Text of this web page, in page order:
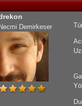
Necmi Demirkeser